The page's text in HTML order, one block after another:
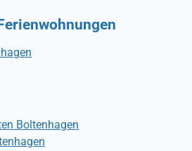
Boltenhagen